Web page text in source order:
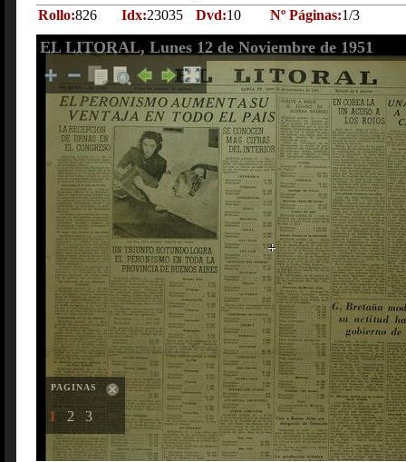
Rollo:826 Idx:23035 Dvd:10 Nº Páginas:1/3
EL LITORAL, Lunes 12 de Noviembre de 1951
PAGINAS
1 2 3